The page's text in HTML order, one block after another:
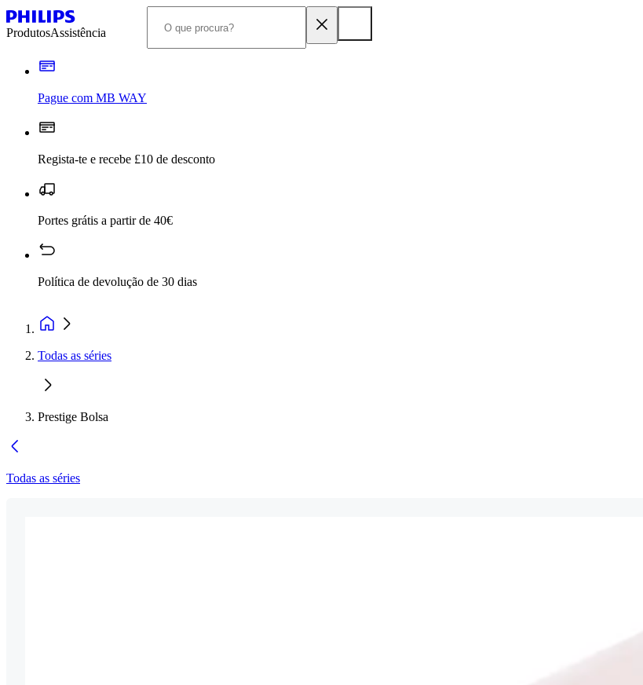
ProdutosAssistência
Pague com MB WAY
Regista-te e recebe £10 de desconto
Portes grátis a partir de 40€
Política de devolução de 30 dias
Todas as séries
Prestige Bolsa
Todas as séries